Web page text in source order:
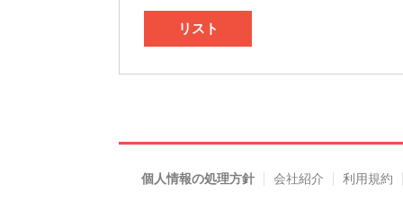
リスト
個人情報の処理方針 会社紹介 利用規約